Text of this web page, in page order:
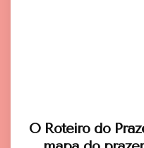
O Roteiro do